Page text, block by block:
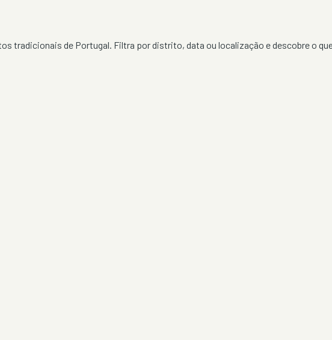
tradicionais de Portugal. Filtra por distrito, data ou localização e descobre o